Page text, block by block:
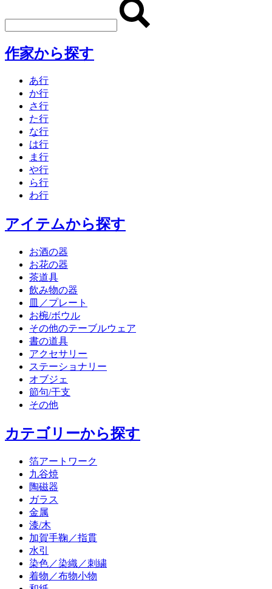
作家から探す
あ行
か行
さ行
た行
な行
は行
ま行
や行
ら行
わ行
アイテムから探す
お酒の器
お花の器
茶道具
飲み物の器
皿／プレート
お椀/ボウル
その他のテーブルウェア
書の道具
アクセサリー
ステーショナリー
オブジェ
節句/干支
その他
カテゴリーから探す
箔アートワーク
九谷焼
陶磁器
ガラス
金属
漆/木
加賀手鞠／指貫
水引
染色／染織／刺繍
着物／布物小物